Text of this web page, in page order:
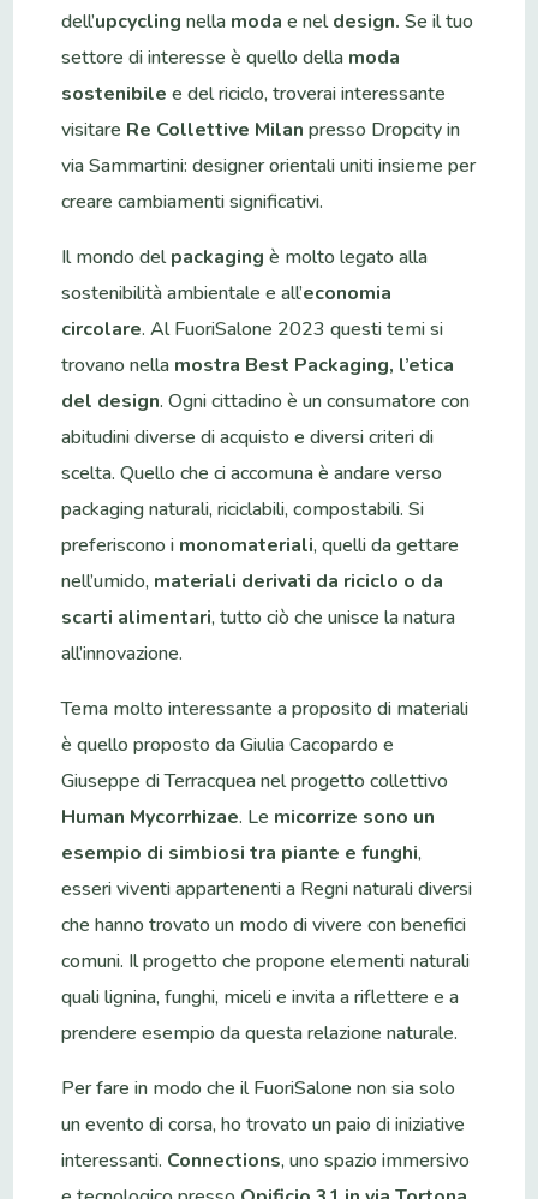
dell’upcycling nella moda e neldesign. Se il tuo
settore di interesse è quello della moda
sostenibile e del riciclo, troverai interessante
visitare Re Collettive Milan presso Dropcity in
via Sammartini: designer orientali uniti insieme per
creare cambiamenti significativi.
Il mondo delpackaging è molto legato alla
sostenibilità ambientale e all’economia
circolare. Al FuoriSalone 2023 questi temi si
trovano nella mostra Best Packaging, l’etica
del design. Ogni cittadino è un consumatore con
abitudini diverse di acquisto e diversi criteri di
scelta. Quello che ci accomuna è andare verso
packaging naturali, riciclabili, compostabili. Si
preferiscono i monomateriali, quelli da gettare
nell’umido, materiali derivati da riciclo o da
scarti alimentari, tutto ciò che unisce la natura
all’innovazione.
Tema molto interessante a proposito di materiali
è quello proposto da Giulia Cacopardo e
Giuseppe di Terracquea nel progetto collettivo
Human Mycorrhizae. Le micorrize sono un
esempio di simbiosi tra piante e funghi,
esseri viventi appartenenti a Regni naturali diversi
che hanno trovato un modo di vivere con benefici
comuni. Il progetto che propone elementi naturali
quali lignina, funghi, miceli e invita a riflettere e a
prendere esempio da questa relazione naturale.
Per fare in modo che il FuoriSalone non sia solo
un evento di corsa, ho trovato un paio di iniziative
interessanti. Connections, uno spazio immersivo